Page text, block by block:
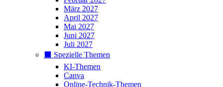
März 2027
April 2027
Mai 2027
Juni 2027
Juli 2027
⬛️ Spezielle Themen
KI-Themen
Canva
Online-Technik-Themen